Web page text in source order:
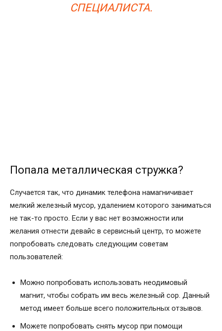
СПЕЦИАЛИСТА.
Попала металлическая стружка?
Случается так, что динамик телефона намагничивает
мелкий железный мусор, удалением которого заниматься
не так-то просто. Если у вас нет возможности или
желания отнести девайс в сервисный центр, то можете
попробовать следовать следующим советам
пользователей:
Можно попробовать использовать неодимовый
магнит, чтобы собрать им весь железный сор. Данный
метод имеет больше всего положительных отзывов.
Можете попробовать снять мусор при помощи